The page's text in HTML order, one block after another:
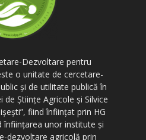
Dezvoltare pentru
o unitate de cercetare-
și de utilitate publică în
de Științe Agricole și Silvice
fiind înființat prin HG
înființarea unor institute și
dezvoltare agricolă prin